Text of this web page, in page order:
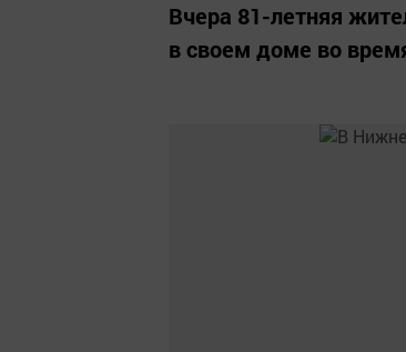
Вчера 81-летняя
в своем доме во